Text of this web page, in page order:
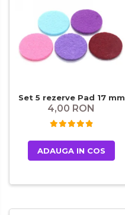
Set 5 rezerve Pad 17 mm
4,00 RON
ADAUGA IN COS